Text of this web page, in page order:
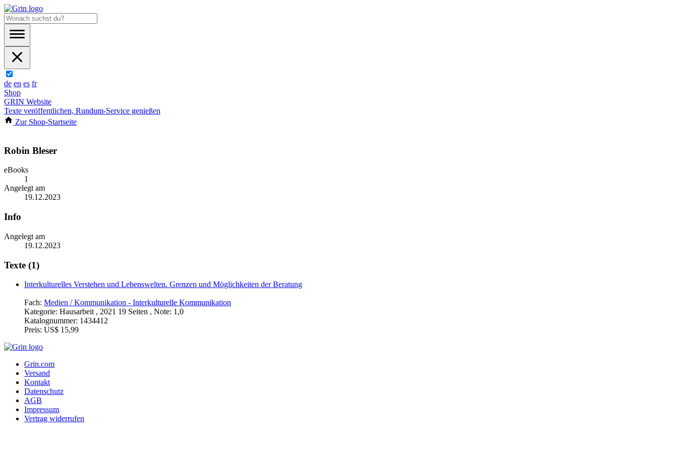
de en es fr
Shop
GRIN Website
Texte veröffentlichen, Rundum-Service genießen
Zur Shop-Startseite
Robin Bleser
eBooks
1
Angelegt am
19.12.2023
Info
Angelegt am
19.12.2023
Texte (1)
Interkulturelles Verstehen und Lebenswelten. Grenzen und Möglichkeiten der Beratung
Fach: Medien / Kommunikation - Interkulturelle Kommunikation
Kategorie: Hausarbeit , 2021 19 Seiten , Note: 1,0
Katalognummer: 1434412
Preis: US$ 15,99
Grin.com
Versand
Kontakt
Datenschutz
AGB
Impressum
Vertrag widerrufen